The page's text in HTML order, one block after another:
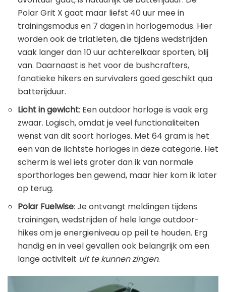
Polar Grit X gaat maar liefst 40 uur mee in
trainingsmodus en 7 dagen in horlogemodus. Hier
worden ook de triatleten, die tijdens wedstrijden
vaak langer dan 10 uur achterelkaar sporten, blij
van. Daarnaast is het voor de bushcrafters,
fanatieke hikers en survivalers goed geschikt qua
batterijduur.
Licht in gewicht: Een outdoor horloge is vaak erg
zwaar. Logisch, omdat je veel functionaliteiten
wenst van dit soort horloges. Met 64 gram is het
een van de lichtste horloges in deze categorie. Het
scherm is wel iets groter dan ik van normale
sporthorloges ben gewend, maar hier kom ik later
op terug.
Polar Fuelwise: Je ontvangt meldingen tijdens
trainingen, wedstrijden of hele lange outdoor-
hikes om je energieniveau op peil te houden. Erg
handig en in veel gevallen ook belangrijk om een
lange activiteit uit te kunnen zingen.